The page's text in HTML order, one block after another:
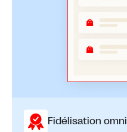
Fidélisation